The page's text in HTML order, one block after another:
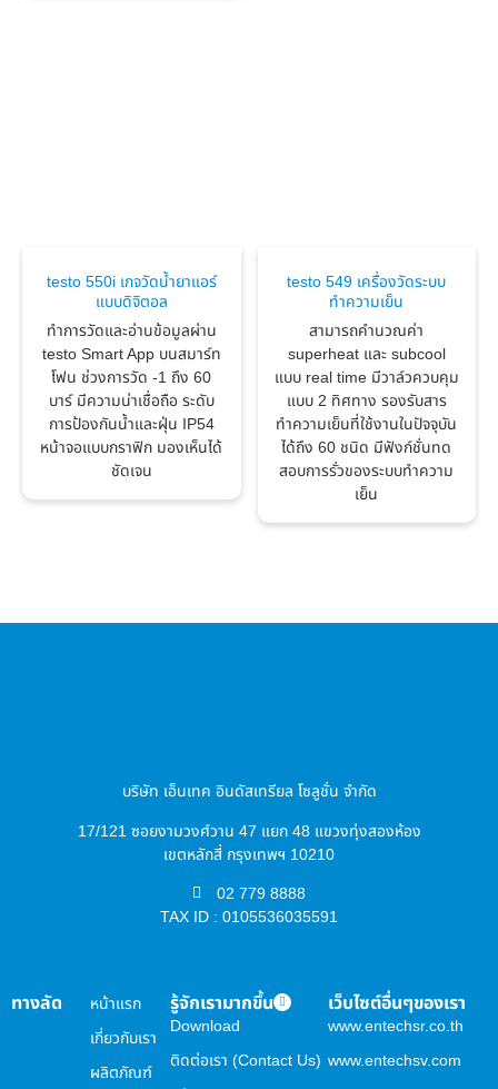
testo 550i เกจวัดน้ำยาแอร์
แบบดิจิตอล
ทำการวัดและอ่านข้อมูลผ่าน
testo Smart App บนสมาร์ท
โฟน ช่วงการวัด -1 ถึง 60
บาร์ มีความน่าเชื่อถือ ระดับ
การป้องกันน้ำและฝุ่น IP54
หน้าจอแบบกราฟิก มองเห็นได้
ชัดเจน
testo 549 เครื่องวัดระบบ
ทำความเย็น
สามารถคำนวณค่า
superheat และ subcool
แบบ real time มีวาล์วควบคุม
แบบ 2 ทิศทาง รองรับสาร
ทำความเย็นที่ใช้งานในปัจจุบัน
ได้ถึง 60 ชนิด มีฟังก์ชั่นทด
สอบการรั่วของระบบทำความ
เย็น
บริษัท เอ็นเทค อินดัสเทรียล โซลูชั่น จำกัด
17/121 ซอยงามวงศ์วาน 47 แยก 48 แขวงทุ่งสองห้อง
เขตหลักสี่ กรุงเทพฯ 10210
02 779 8888
TAX ID : 0105536035591
ทางลัด
หน้าแรก
เกี่ยวกับเรา
ผลิตภัณฑ์
รู้จักเรามากขึ้น
Download
ติดต่อเรา (Contact Us)
เว็บไซต์อื่นๆของเรา
www.entechsr.co.th
www.entechsv.com